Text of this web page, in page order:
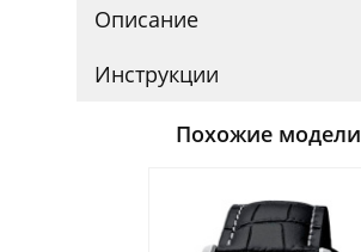
Описание
Инструкции
Похожие модели